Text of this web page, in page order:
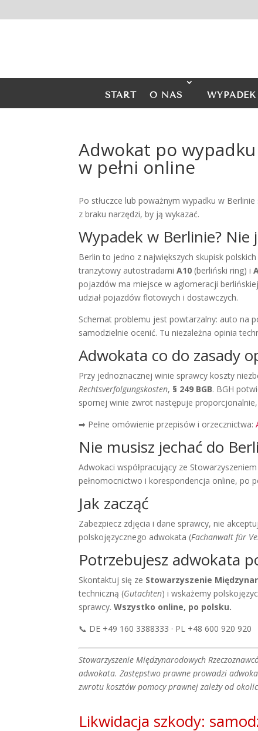
START O NAS
Adwokat po
w pełni online
Po stłuczce lub poważnym wypadku w
z braku narzędzi, by ją wykazać.
Wypadek w Berlinie? Nie
Berlin to jedno z największych skupisk
tranzytowy autostradamiA10 (berliński ring) i
pojazdów ma miejsce w aglomeracji
udział pojazdów flotowych i dostawczych.
Schemat problemu jest powtarzalny: auto na
samodzielnie ocenić. Tu niezależna opinia
Adwokata co do zasady
Przy jednoznacznej winie sprawcy koszty
Rechtsverfolgungskosten, § 249 BGB. BGH
spornej winie zwrot następuje
➡ Pełne omówienie przepisów i orzecznictwa:
Nie musisz jechać do
Adwokaci współpracujący ze
pełnomocnictwo i korespondencja online, po
Jak zacząć
Zabezpiecz zdjęcia i dane sprawcy, nie
polskojęzycznego adwokata (Fachanwalt für
Potrzebujesz adwokata
Skontaktuj się ze Stowarzyszenie
techniczną (Gutachten) i wskażemy
sprawcy.Wszystko online, po polsku.
📞 DE +49 160 3388333 · PL +48 600 920 920
Stowarzyszenie Międzynarodowych
adwokata. Zastępstwo prawne prowadzi
zwrotu kosztów pomocy prawnej zależy od
Likwidacja szkody: